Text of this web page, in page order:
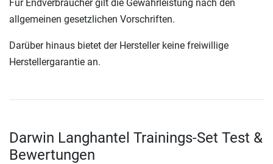
Für Endverbraucher gilt die Gewährleistung nach den
allgemeinen gesetzlichen Vorschriften.
Darüber hinaus bietet der Hersteller keine freiwillige
Herstellergarantie an.
Darwin Langhantel Trainings-Set Test &
Bewertungen